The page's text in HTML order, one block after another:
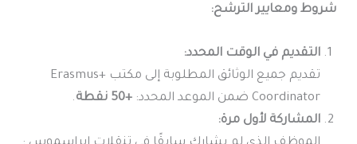
شروط ومعايير الترشح:
التقديم في الوقت المحدد:
تقديم جميع الوثائق المطلوبة إلى مكتب Erasmus+
Coordinator ضمن الموعد المحدد:
+50 نقطة
.
المشاركة لأول مرة: